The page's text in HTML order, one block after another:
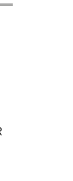
un equipo
creación de
XR.